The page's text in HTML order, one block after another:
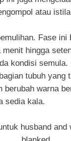
atau
Fase ini
hingga
kondisi
tubuh yang
berubah warna
sedia kala.